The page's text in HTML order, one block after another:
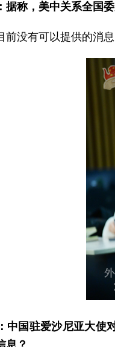
据称，美中关系全国
前没有可以提供的消息
中国驻爱沙尼亚大使
息？